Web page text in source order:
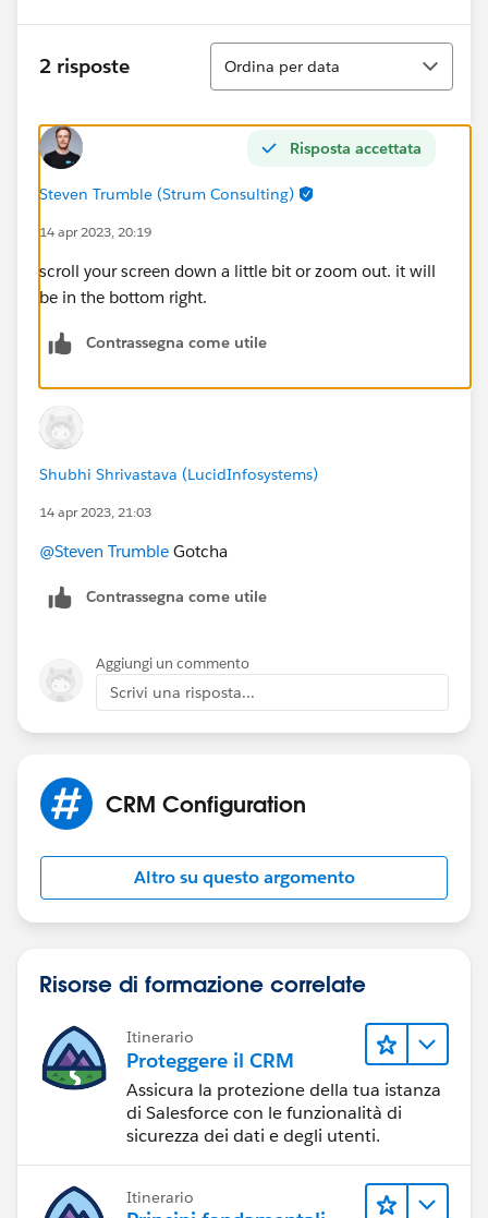
2 risposte
Ordina
Ordina per data
Risposta accettata
Steven Trumble (Strum Consulting)
14 apr 2023, 20:19
scroll your screen down a little bit or zoom out. it will
be in the bottom right.
Contrassegna come utile
Shubhi Shrivastava (LucidInfosystems)
14 apr 2023, 21:03
@Steven Trumble Gotcha
Contrassegna come utile
Aggiungi un commento
Scrivi una risposta...
CRM Configuration
Altro su questo argomento
Risorse di formazione correlate
Itinerario
Proteggere il CRM
Assicura la protezione della tua istanza
di Salesforce con le funzionalità di
sicurezza dei dati e degli utenti.
Itinerario